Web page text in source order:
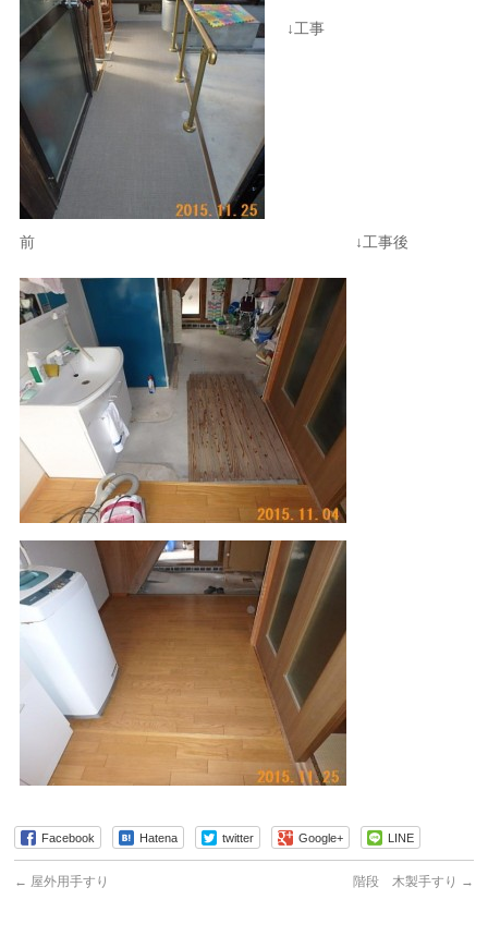
↓工事
前 ↓工事後
Facebook Hatena twitter Google+ LINE
← 屋外用手すり 階段 木製手すり →